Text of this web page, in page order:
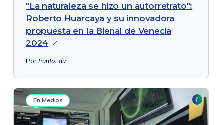
"La naturaleza se hizo un autorretrato":
Roberto Huarcaya y su innovadora
propuesta en la Bienal de Venecia
2024
PorPuntoEdu
En Medios